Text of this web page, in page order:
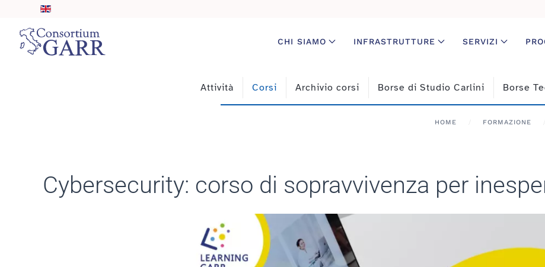
Skip to main content
CHI SIAMO INFRASTRUTTURE SERVIZI
Attività Corsi Archivio corsi Borse di Studio Carlini Borse
HOME FORMAZIONE
Cybersecurity: corso di sopravvivenza per